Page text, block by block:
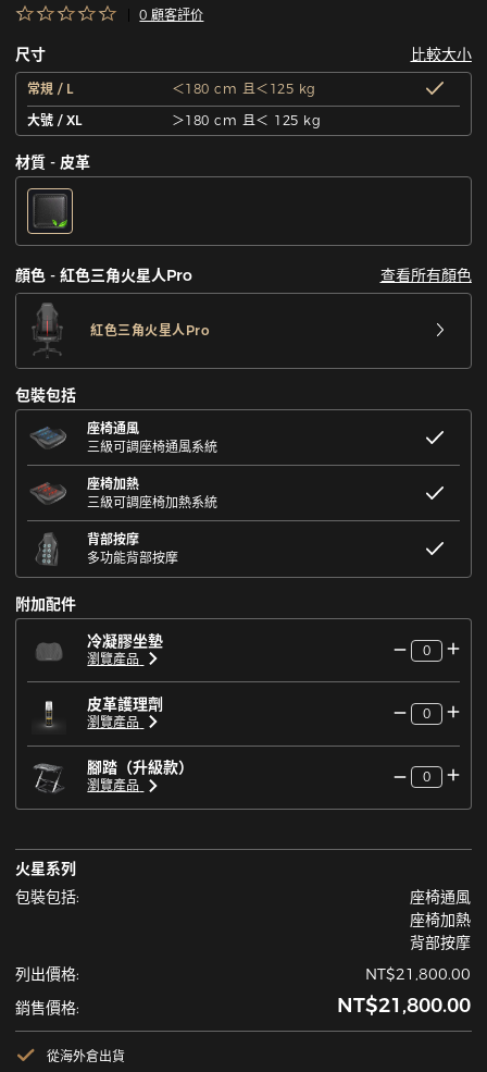
0 顧客評价
尺寸 比較大小
常規 / L
＜180 cm 且＜125 kg
大號 / XL
＞180 cm 且＜ 125 kg
材質 - 皮革
顔色 - 紅色三角火星人Pro 查看所有顏色
紅色三角火星人Pro
包裝包括
座椅通風
三級可調座椅通風系統
座椅加熱
三級可調座椅加熱系統
背部按摩
多功能背部按摩
附加配件
冷凝膠坐墊
瀏覽產品
0
皮革護理劑
瀏覽產品
0
腳踏（升級款）
瀏覽產品
0
火星系列
包裝包括:
座椅通風
座椅加熱
背部按摩
列出價格:
NT$21,800.00
銷售價格:
NT$21,800.00
從海外倉出貨